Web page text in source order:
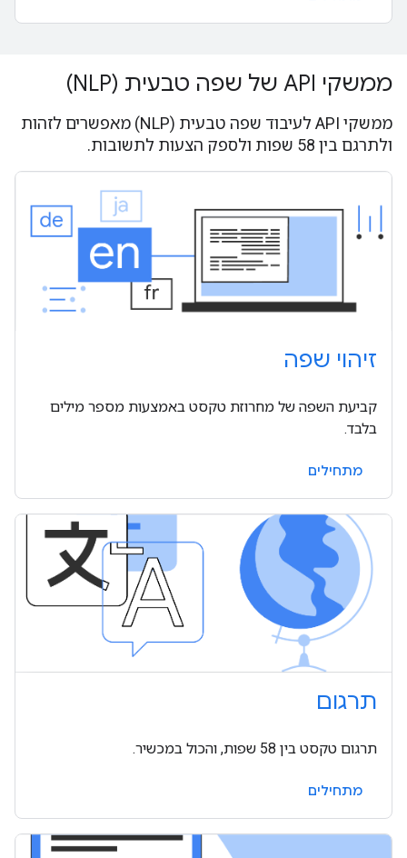
ממשקי API של שפה טבעית (NLP)
ממשקי API לעיבוד שפה טבעית (NLP) מאפשרים לזהות
ולתרגם בין 58 שפות ולספק הצעות לתשובות.
זיהוי שפה
קביעת השפה של מחרוזת טקסט באמצעות מספר מילים
בלבד.
מתחילים
תרגום
תרגום טקסט בין 58 שפות, והכול במכשיר.
מתחילים